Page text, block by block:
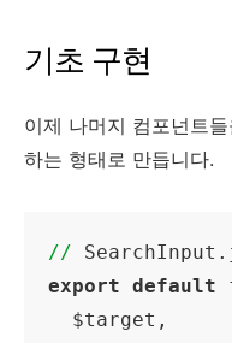
기초 구현
이제 나머지 컴포넌트
하는 형태로 만듭니다.
//
export default
  $target,